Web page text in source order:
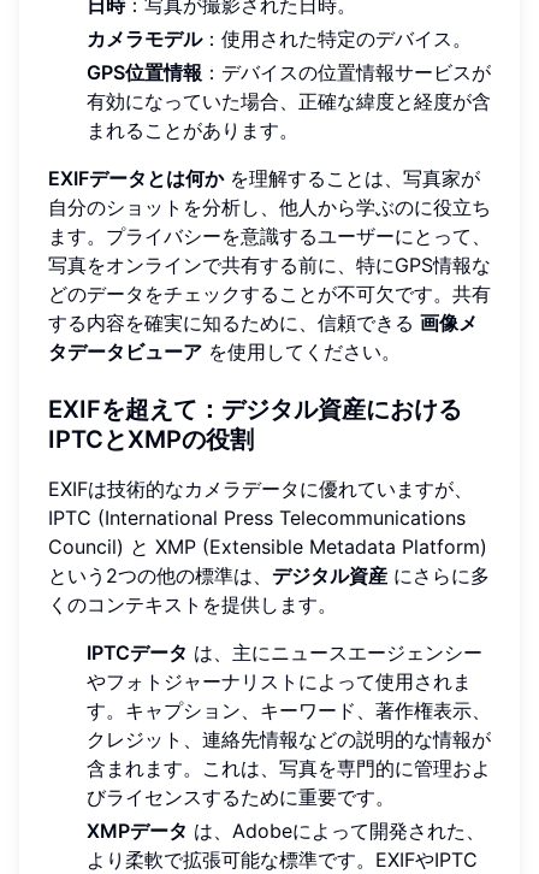
日時：写真が撮影された日時。
カメラモデル：使用された特定のデバイス。
GPS位置情報 ：デバイスの位置情報サービスが
有効になっていた場合、正確な緯度と経度が含
まれることがあります。
EXIFデータとは何かを理解することは、写真家が
自分のショットを分析し、他人から学ぶのに役立ち
ます。プライバシーを意識するユーザーにとって、
写真をオンラインで共有する前に、特にGPS情報な
どのデータをチェックすることが不可欠です。共有
する内容を確実に知るために、信頼できる 画像メ
タデータビューア を使用してください。
EXIFを超えて：デジタル資産における
IPTCとXMPの役割
EXIFは技術的なカメラデータに優れていますが、
IPTC (International Press Telecommunications
Council) と XMP (Extensible Metadata Platform)
という2つの他の標準は、 デジタル資産 にさらに多
くのコンテキストを提供します。
IPTCデータ は、主にニュースエージェンシー
やフォトジャーナリストによって使用されま
す。キャプション、キーワード、著作権表示、
クレジット、連絡先情報などの説明的な情報が
含まれます。これは、写真を専門的に管理およ
びライセンスするために重要です。
XMPデータ は、Adobeによって開発された、
より柔軟で拡張可能な標準です。EXIFやIPTC